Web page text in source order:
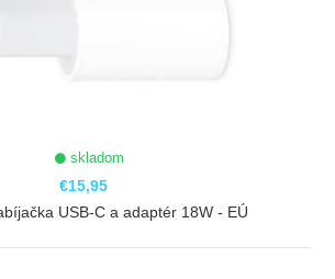
skladom
€15,95
USB-C a adaptér 18W - EÚ